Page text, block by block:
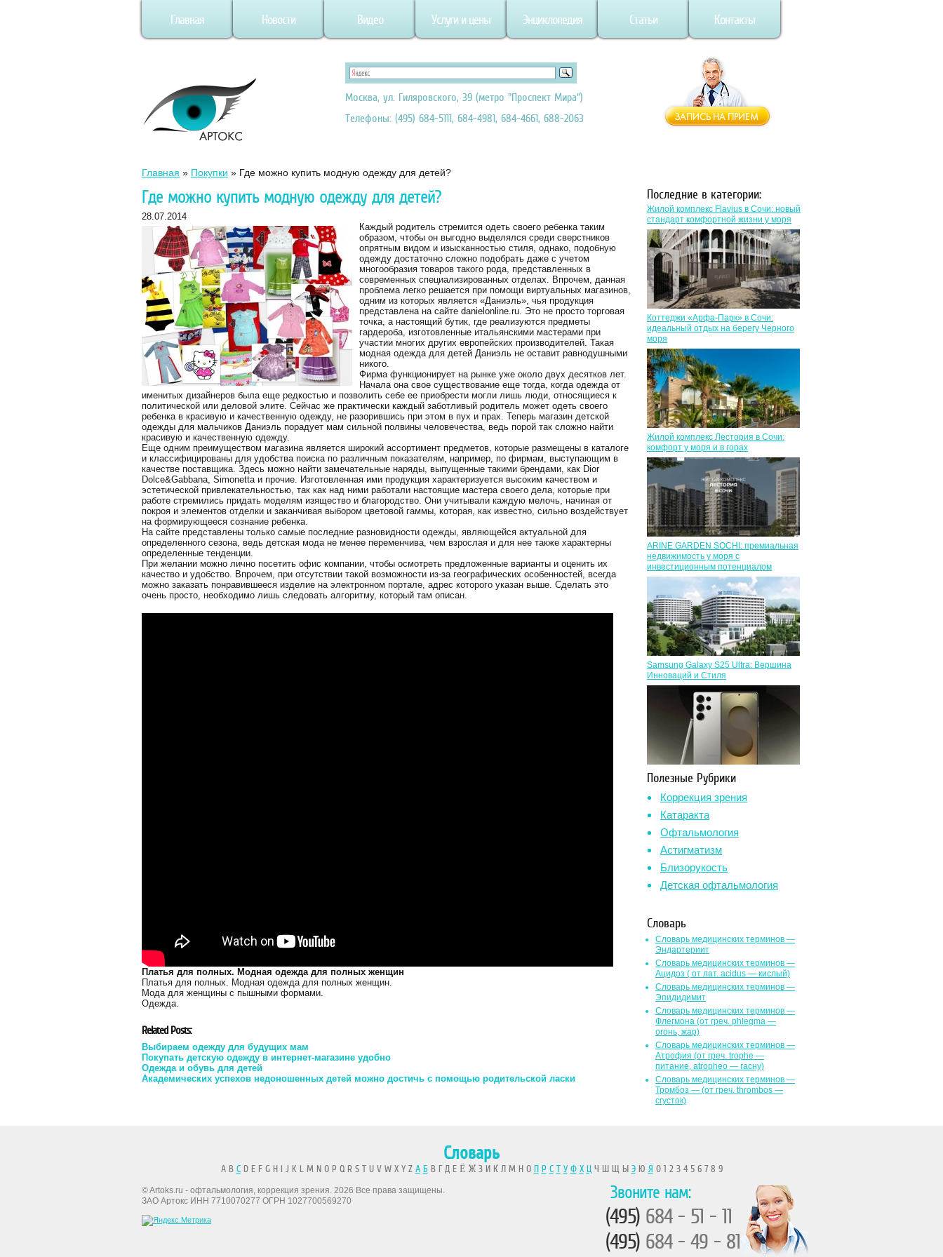
Главная Новости Видео Услуги и цены Энциклопедия Статьи Контакты
Москва, ул. Гиляровского, 39 (метро "Проспект Мира")
Телефоны: (495) 684-5111, 684-4981, 684-4661, 688-2063
Главная » Покупки » Где можно купить модную одежду для детей?
Где можно купить модную одежду для детей?
28.07.2014
Каждый родитель стремится одеть своего ребенка таким
образом, чтобы он выгодно выделялся среди сверстников
опрятным видом и изысканностью стиля, однако, подобную
одежду достаточно сложно подобрать даже с учетом
многообразия товаров такого рода, представленных в
современных специализированных отделах. Впрочем, данная
проблема легко решается при помощи виртуальных магазинов,
одним из которых является «Даниэль», чья продукция
представлена на сайте danielonline.ru. Это не просто торговая
точка, а настоящий бутик, где реализуются предметы
гардероба, изготовленные итальянскими мастерами при
участии многих других европейских производителей. Такая
модная одежда для детей Даниэль не оставит равнодушными
никого.
Фирма функционирует на рынке уже около двух десятков лет.
Начала она свое существование еще тогда, когда одежда от
именитых дизайнеров была еще редкостью и позволить себе ее приобрести могли лишь люди, относящиеся к
политической или деловой элите. Сейчас же практически каждый заботливый родитель может одеть своего
ребенка в красивую и качественную одежду, не разорившись при этом в пух и прах. Теперь магазин детской
одежды для мальчиков Даниэль порадует мам сильной полвины человечества, ведь порой так сложно найти
красивую и качественную одежду.
Еще одним преимуществом магазина является широкий ассортимент предметов, которые размещены в каталоге
и классифицированы для удобства поиска по различным показателям, например, по фирмам, выступающим в
качестве поставщика. Здесь можно найти замечательные наряды, выпущенные такими брендами, как Dior
Dolce&Gabbana, Simonetta и прочие. Изготовленная ими продукция характеризуется высоким качеством и
эстетической привлекательностью, так как над ними работали настоящие мастера своего дела, которые при
работе стремились придать моделям изящество и благородство. Они учитывали каждую мелочь, начиная от
покроя и элементов отделки и заканчивая выбором цветовой гаммы, которая, как известно, сильно воздействует
на формирующееся сознание ребенка.
На сайте представлены только самые последние разновидности одежды, являющейся актуальной для
определенного сезона, ведь детская мода не менее переменчива, чем взрослая и для нее также характерны
определенные тенденции.
При желании можно лично посетить офис компании, чтобы осмотреть предложенные варианты и оценить их
качество и удобство. Впрочем, при отсутствии такой возможности из-за географических особенностей, всегда
можно заказать понравившееся изделие на электронном портале, адрес которого указан выше. Сделать это
очень просто, необходимо лишь следовать алгоритму, который там описан.
Платья для полных. Модная одежда для полных женщин
Платья для полных. Модная одежда для полных женщин.
Мода для женщины с пышными формами.
Одежда.
Related Posts:
Выбираем одежду для будущих мам
Покупать детскую одежду в интернет-магазине удобно
Одежда и обувь для детей
Академических успехов недоношенных детей можно достичь с помощью родительской ласки
Последние в категории:
Жилой комплекс Flavius в Сочи: новый
стандарт комфортной жизни у моря
Коттеджи «Арфа-Парк» в Сочи:
идеальный отдых на берегу Черного
моря
Жилой комплекс Лестория в Сочи:
комфорт у моря и в горах
ARINE GARDEN SOCHI: премиальная
недвижимость у моря с
инвестиционным потенциалом
Samsung Galaxy S25 Ultra: Вершина
Инноваций и Стиля
Полезные Рубрики
Коррекция зрения
Катаракта
Офтальмология
Астигматизм
Близорукость
Детская офтальмология
Словарь
Словарь медицинских терминов —
Эндартериит
Словарь медицинских терминов —
Ацидоз ( от лат. асidus — кислый)
Словарь медицинских терминов —
Эпидидимит
Словарь медицинских терминов —
Флегмона (от гpeч. phlegma —
огонь, жар)
Словарь медицинских терминов —
Атрофия (от греч. trophe —
питание, atropheo — гасну)
Словарь медицинских терминов —
Тромбоз — (от греч. thrombos —
сгусток)
Словарь
A B CD E F G H I J K L M N O P Q R S T U V W X Y Z А БВ Г Д Е Ё Ж З И К Л М Н О П Р С Т У Ф Х ЦЧ Ш Щ Ы ЭЮ Я 0 1 2 3 4 5 6 7 8 9
© Artoks.ru - офтальмология, коррекция зрения. 2026 Все права защищены.
ЗАО Артокс ИНН 7710070277 ОГРН 1027700569270
Звоните нам:
(495) 684 - 51 - 11
(495) 684 - 49 - 81